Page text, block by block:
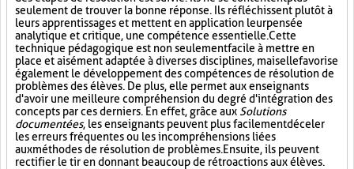
seulement de trouver la bonne réponse. Ils réfléchissent plutôt à
leurs apprentissages et mettent en application leur pensée
analytique et critique, une compétence essentielle. Cette
technique pédagogique est non seulement facile à mettre en
place et aisément adaptée à diverses disciplines, mais elle favorise
également le développement des compétences de résolution de
problèmes des élèves. De plus, elle permet aux enseignants
d'avoir une meilleure compréhension du degré d'intégration des
concepts par ces derniers. En effet, grâce aux Solutions
documentées, les enseignants peuvent plus facilement déceler
les erreurs fréquentes ou les incompréhensions liées
aux méthodes de résolution de problèmes. Ensuite, ils peuvent
rectifier le tir en donnant beaucoup de rétroactions aux élèves.